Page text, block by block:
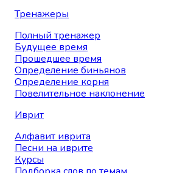
Тренажеры
Полный тренажер
Будущее время
Прошедшее время
Определение биньянов
Определение корня
Повелительное наклонение
Иврит
Алфавит иврита
Песни на иврите
Курсы